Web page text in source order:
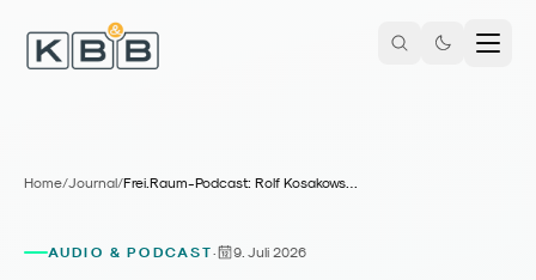
Home/Journal/ Frei.Raum-Podcast: Rolf Kosakowski über Familien als Zielgruppe der Zukunft
AUDIO & PODCAST· 9. Juli 2026